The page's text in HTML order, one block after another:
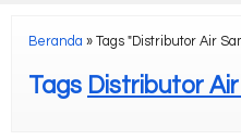
Beranda » Tags "Distributor Air
Tags Distributor